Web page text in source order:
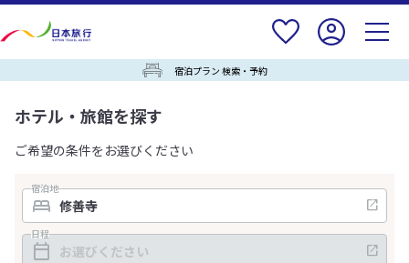
宿泊プラン 検索・予約
ホテル・旅館を探す
ご希望の条件をお選びください
宿泊地
日程